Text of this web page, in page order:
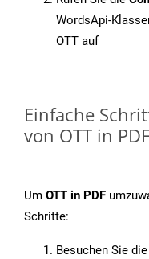
WordsApi-
OTT auf
Einfache
von OTT in
Um OTT in PDF
Schritte:
Besuchen Sie